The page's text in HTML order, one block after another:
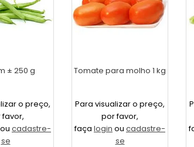
± 250 g
o preço,
ou cadastre-
se
Tomate para molho 1 kg
Para visualizar o preço,
por favor,
faça login ou cadastre-
se